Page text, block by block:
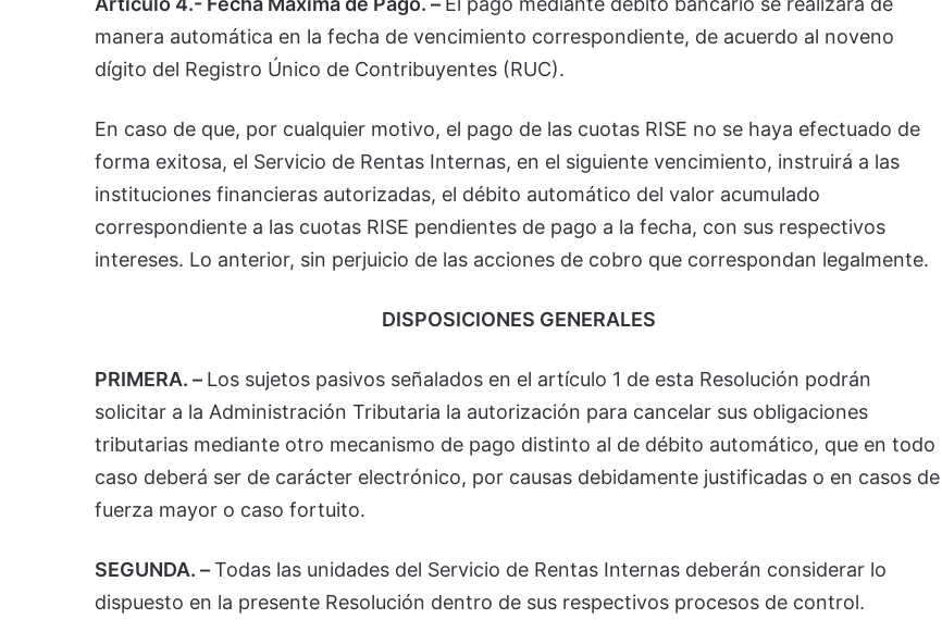
manera automática en la fecha de vencimiento correspondiente, de acuerdo al noveno
dígito del Registro Único de Contribuyentes (RUC).
En caso de que, por cualquier motivo, el pago de las cuotas RISE no se haya efectuado de
forma exitosa, el Servicio de Rentas Internas, en el siguiente vencimiento, instruirá a las
instituciones financieras autorizadas, el débito automático del valor acumulado
correspondiente a las cuotas RISE pendientes de pago a la fecha, con sus respectivos
intereses. Lo anterior, sin perjuicio de las acciones de cobro que correspondan legalmente.
DISPOSICIONES GENERALES
PRIMERA. – Los sujetos pasivos señalados en el artículo 1 de esta Resolución podrán
solicitar a la Administración Tributaria la autorización para cancelar sus obligaciones
tributarias mediante otro mecanismo de pago distinto al de débito automático, que en todo
caso deberá ser de carácter electrónico, por causas debidamente justificadas o en casos de
fuerza mayor o caso fortuito.
SEGUNDA. –Todas las unidades del Servicio de Rentas Internas deberán considerar lo
dispuesto en la presente Resolución dentro de sus respectivos procesos de control.